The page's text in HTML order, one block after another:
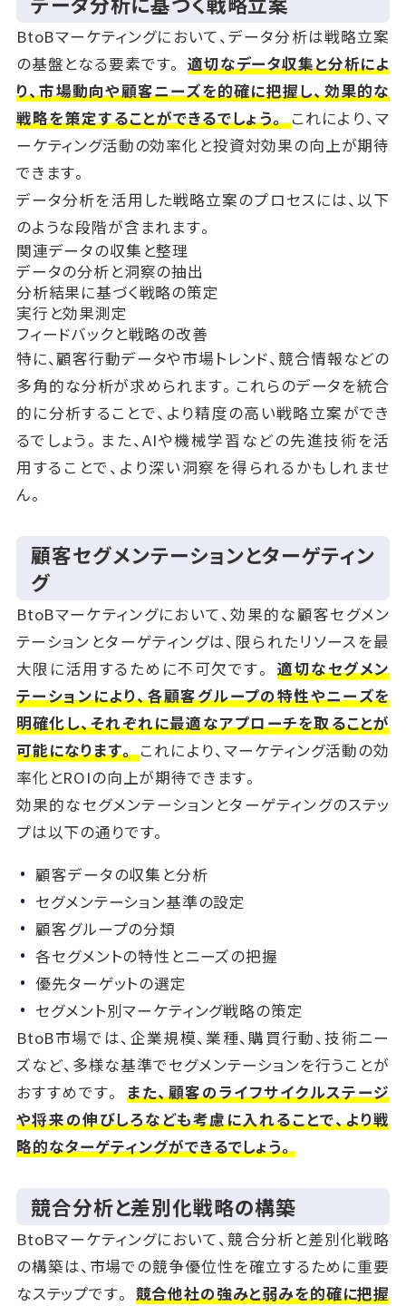
BtoBマーケティングにおいて、データ分析は戦略立案
の基盤となる要素です。適切なデータ収集と分析によ
り、市場動向や顧客ニーズを的確に把握し、効果的な
戦略を策定することができるでしょう。これにより、マ
ーケティング活動の効率化と投資対効果の向上が期待
できます。
データ分析を活用した戦略立案のプロセスには、以下
のような段階が含まれます。
関連データの収集と整理
データの分析と洞察の抽出
分析結果に基づく戦略の策定
実行と効果測定
フィードバックと戦略の改善
特に、顧客行動データや市場トレンド、競合情報などの
多角的な分析が求められます。これらのデータを統合
的に分析することで、より精度の高い戦略立案ができ
るでしょう。また、AIや機械学習などの先進技術を活
用することで、より深い洞察を得られるかもしれませ
ん。
顧客セグメンテーションとターゲティン
グ
BtoBマーケティングにおいて、効果的な顧客セグメン
テーションとターゲティングは、限られたリソースを最
大限に活用するために不可欠です。適切なセグメン
テーションにより、各顧客グループの特性やニーズを
明確化し、それぞれに最適なアプローチを取ることが
可能になります。これにより、マーケティング活動の効
率化とROIの向上が期待できます。
効果的なセグメンテーションとターゲティングのステッ
プは以下の通りです。
顧客データの収集と分析
セグメンテーション基準の設定
顧客グループの分類
各セグメントの特性とニーズの把握
優先ターゲットの選定
セグメント別マーケティング戦略の策定
BtoB市場では、企業規模、業種、購買行動、技術ニー
ズなど、多様な基準でセグメンテーションを行うことが
おすすめです。また、顧客のライフサイクルステージ
や将来の伸びしろなども考慮に入れることで、より戦
略的なターゲティングができるでしょう。
競合分析と差別化戦略の構築
BtoBマーケティングにおいて、競合分析と差別化戦略
の構築は、市場での競争優位性を確立するために重要
なステップです。 競合他社の強みと弱みを的確に把握